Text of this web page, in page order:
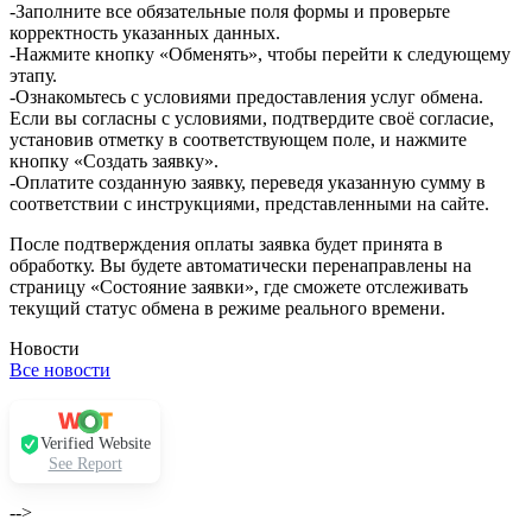
-Заполните все обязательные поля формы и проверьте
корректность указанных данных.
-Нажмите кнопку «Обменять», чтобы перейти к следующему
этапу.
-Ознакомьтесь с условиями предоставления услуг обмена.
Если вы согласны с условиями, подтвердите своё согласие,
установив отметку в соответствующем поле, и нажмите
кнопку «Создать заявку».
-Оплатите созданную заявку, переведя указанную сумму в
соответствии с инструкциями, представленными на сайте.
После подтверждения оплаты заявка будет принята в
обработку. Вы будете автоматически перенаправлены на
страницу «Состояние заявки», где сможете отслеживать
текущий статус обмена в режиме реального времени.
Новости
Все новости
Verified Website
See Report
-->